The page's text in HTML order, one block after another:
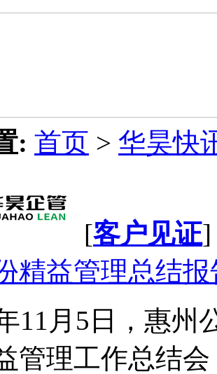
: 首页 > 华昊快
[客户见证
精益管理总结
11月5日，惠州
管理工作总结